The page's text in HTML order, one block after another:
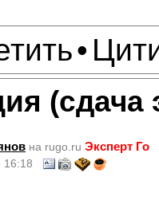
•
(сдача
на rugo.ru Эксперт Го
16:18